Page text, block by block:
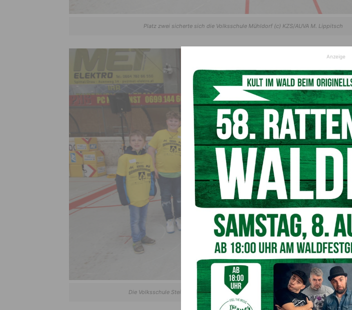
Platz zwei sicherte sich die Volksschule Mühldorf (c) KZS/AUVA M. Lippitsch
Die Volksschule Steinfeld entschied für sich den dritten Platz. (c) KZS/AUVA M.
Anzeige